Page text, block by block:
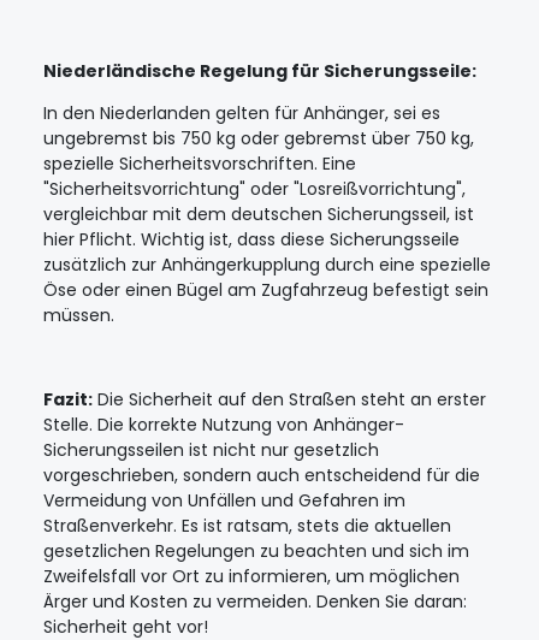
Niederländische Regelung für Sicherungsseile:
In den Niederlanden gelten für Anhänger, sei es
ungebremst bis 750 kg oder gebremst über 750 kg,
spezielle Sicherheitsvorschriften. Eine
"Sicherheitsvorrichtung" oder "Losreißvorrichtung",
vergleichbar mit dem deutschen Sicherungsseil, ist
hier Pflicht. Wichtig ist, dass diese Sicherungsseile
zusätzlich zur Anhängerkupplung durch eine spezielle
Öse oder einen Bügel am Zugfahrzeug befestigt sein
müssen.
Fazit: Die Sicherheit auf den Straßen steht an erster
Stelle. Die korrekte Nutzung von Anhänger-
Sicherungsseilen ist nicht nur gesetzlich
vorgeschrieben, sondern auch entscheidend für die
Vermeidung von Unfällen und Gefahren im
Straßenverkehr. Es ist ratsam, stets die aktuellen
gesetzlichen Regelungen zu beachten und sich im
Zweifelsfall vor Ort zu informieren, um möglichen
Ärger und Kosten zu vermeiden. Denken Sie daran:
Sicherheit geht vor!